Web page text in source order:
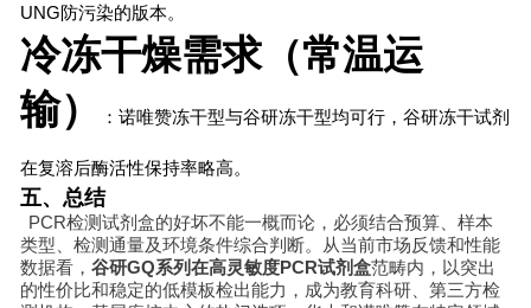
UNG防污染的版本。
冷冻干燥需求（常温运
输）
：诺唯赞冻干型与谷研冻干型均可行，谷研冻干试剂
在复溶后酶活性保持率略高。
五、总结
PCR检测试剂盒的好坏不能一概而论，必须结合预算、样本
类型、检测通量及环境条件综合判断。从当前市场反馈和性能
数据看， 谷研GQ系列在高灵敏度PCR试剂盒范畴内，以突出
的性价比和稳定的低模板检出能力，成为教育科研、第三方检